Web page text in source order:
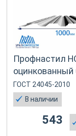
Профнастил
оцинкованный
ГОСТ 24045-2010
В наличии
543